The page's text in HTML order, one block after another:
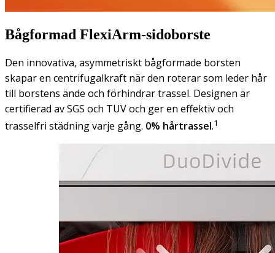
Bågformad FlexiArm-sidoborste
Den innovativa, asymmetriskt bågformade borsten
skapar en centrifugalkraft när den roterar som leder hår
till borstens ände och förhindrar trassel. Designen är
certifierad av SGS och TUV och ger en effektiv och
trasselfri städning varje gång. 0% hårtrassel.1